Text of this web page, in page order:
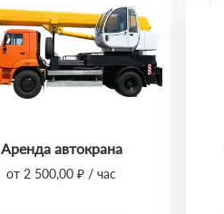
Аренда автокрана
от 2 500,00 ₽ / час